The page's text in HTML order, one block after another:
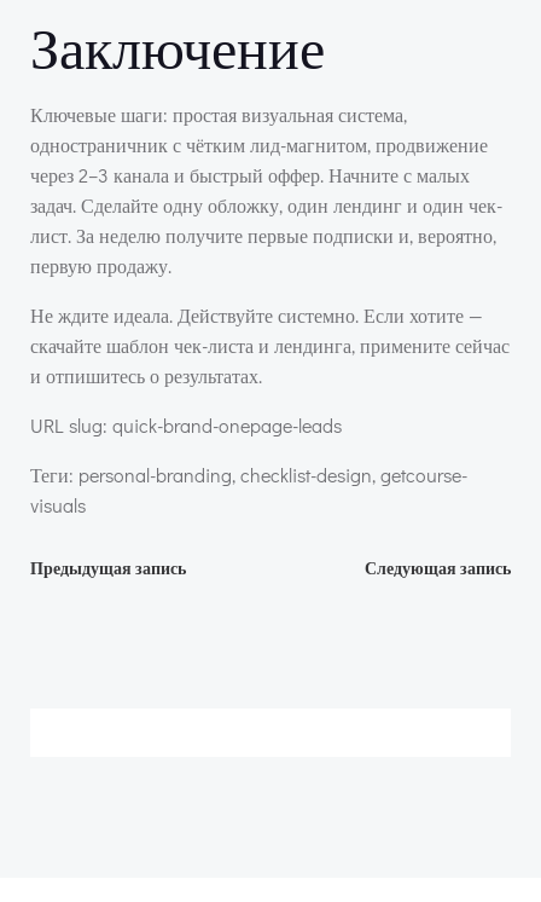
Заключение
Ключевые шаги: простая визуальная система,
одностраничник с чётким лид-магнитом, продвижение
через 2–3 канала и быстрый оффер. Начните с малых
задач. Сделайте одну обложку, один лендинг и один чек-
лист. За неделю получите первые подписки и, вероятно,
первую продажу.
Не ждите идеала. Действуйте системно. Если хотите —
скачайте шаблон чек-листа и лендинга, примените сейчас
и отпишитесь о результатах.
URL slug: quick-brand-onepage-leads
Теги: personal-branding, checklist-design, getcourse-
visuals
Навигация
Предыдущая запись
Навигация
Следующая запись